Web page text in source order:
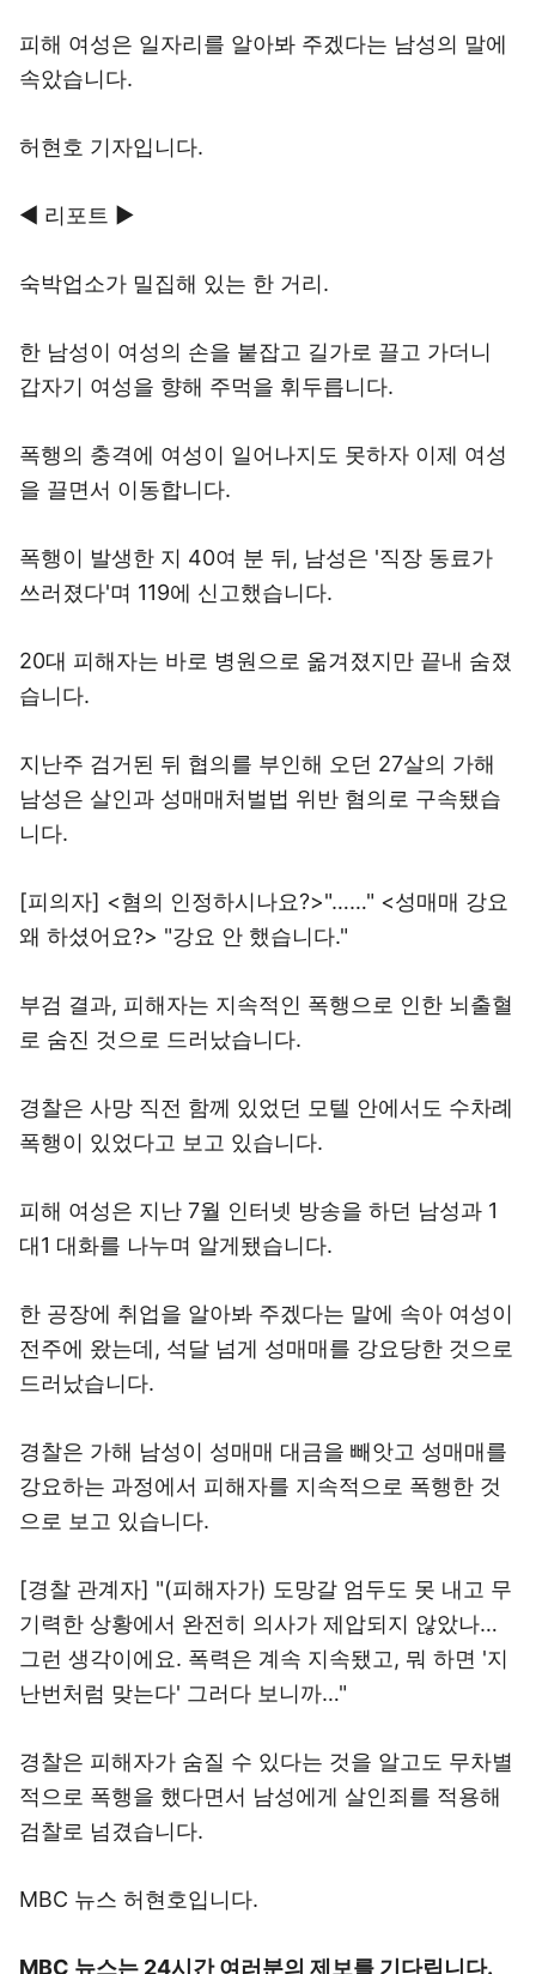
피해 여성은 일자리를 알아봐 주겠다는 남성의 말에
속았습니다.
허현호 기자입니다.
◀ 리포트 ▶
숙박업소가 밀집해 있는 한 거리.
한 남성이 여성의 손을 붙잡고 길가로 끌고 가더니
갑자기 여성을 향해 주먹을 휘두릅니다.
폭행의 충격에 여성이 일어나지도 못하자 이제 여성
을 끌면서 이동합니다.
폭행이 발생한 지 40여 분 뒤, 남성은 '직장 동료가
쓰러졌다'며 119에 신고했습니다.
20대 피해자는 바로 병원으로 옮겨졌지만 끝내 숨졌
습니다.
지난주 검거된 뒤 협의를 부인해 오던 27살의 가해
남성은 살인과 성매매처벌법 위반 혐의로 구속됐습
니다.
[피의자] <혐의 인정하시나요?>"……" <성매매 강요
왜 하셨어요?> "강요 안 했습니다."
부검 결과, 피해자는 지속적인 폭행으로 인한 뇌출혈
로 숨진 것으로 드러났습니다.
경찰은 사망 직전 함께 있었던 모텔 안에서도 수차례
폭행이 있었다고 보고 있습니다.
피해 여성은 지난 7월 인터넷 방송을 하던 남성과 1
대1 대화를 나누며 알게됐습니다.
한 공장에 취업을 알아봐 주겠다는 말에 속아 여성이
전주에 왔는데, 석달 넘게 성매매를 강요당한 것으로
드러났습니다.
경찰은 가해 남성이 성매매 대금을 빼앗고 성매매를
강요하는 과정에서 피해자를 지속적으로 폭행한 것
으로 보고 있습니다.
[경찰 관계자] "(피해자가) 도망갈 엄두도 못 내고 무
기력한 상황에서 완전히 의사가 제압되지 않았나…
그런 생각이에요. 폭력은 계속 지속됐고, 뭐 하면 '지
난번처럼 맞는다' 그러다 보니까…"
경찰은 피해자가 숨질 수 있다는 것을 알고도 무차별
적으로 폭행을 했다면서 남성에게 살인죄를 적용해
검찰로 넘겼습니다.
MBC 뉴스 허현호입니다.
MBC 뉴스는 24시간 여러분의 제보를 기다립니다.